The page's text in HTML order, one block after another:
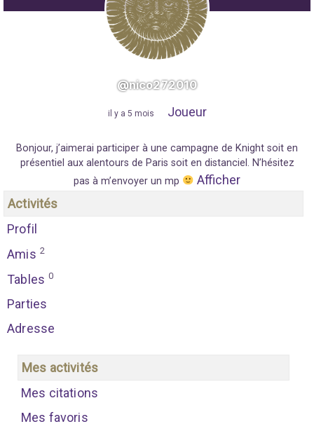
@nico272010
il y a 5 mois Joueur
Bonjour, j’aimerai participer à une campagne de Knight soit en
présentiel aux alentours de Paris soit en distanciel. N’hésitez
pas à m’envoyer un mp
Afficher
Activités
Profil
Amis 2
Tables 0
Parties
Adresse
Mes activités
Mes citations
Mes favoris